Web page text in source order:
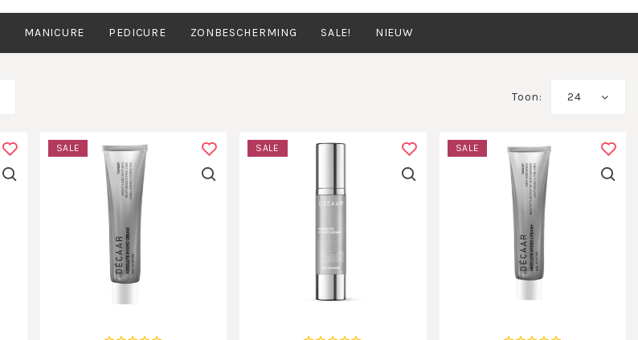
MANICURE PEDICURE ZONBESCHERMING SALE! NIEUW
Toon: 24
SALE SALE SALE